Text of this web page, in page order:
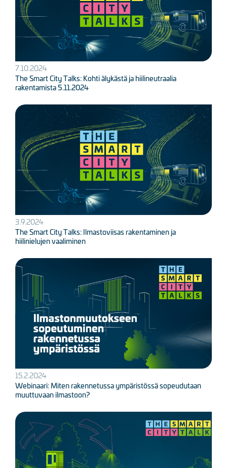
7.10.2024
The Smart City Talks: Kohti älykästä ja hiilineutraalia
rakentamista 5.11.2024
Kuva
3.9.2024
The Smart City Talks: Ilmastoviisas rakentaminen ja
hiilinielujen vaaliminen
Kuva
15.2.2024
Webinaari: Miten rakennetussa ympäristössä sopeudutaan
muuttuvaan ilmastoon?
Kuva